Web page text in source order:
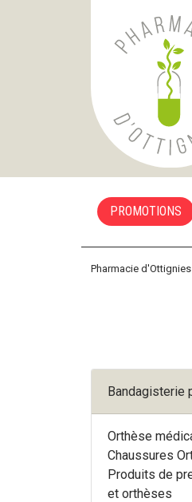
Pharmacie
PROMOTIONS
Pharmacie d'Ottignies
Bandagisterie
Orthèse
Chaussures
Produits de
et orthèses